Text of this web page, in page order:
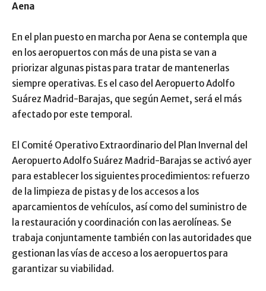
Aena
En el plan puesto en marcha por Aena se contempla que
en los aeropuertos con más de una pista se van a
priorizar algunas pistas para tratar de mantenerlas
siempre operativas. Es el caso del Aeropuerto Adolfo
Suárez Madrid-Barajas, que según Aemet, será el más
afectado por este temporal.
El Comité Operativo Extraordinario del Plan Invernal del
Aeropuerto Adolfo Suárez Madrid-Barajas se activó ayer
para establecer los siguientes procedimientos: refuerzo
de la limpieza de pistas y de los accesos a los
aparcamientos de vehículos, así como del suministro de
la restauración y coordinación con las aerolíneas. Se
trabaja conjuntamente también con las autoridades que
gestionan las vías de acceso a los aeropuertos para
garantizar su viabilidad.